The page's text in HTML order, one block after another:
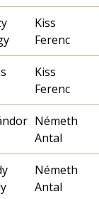
Kiss
Ferenc
Kiss
Ferenc
Németh
Antal
Németh
Antal